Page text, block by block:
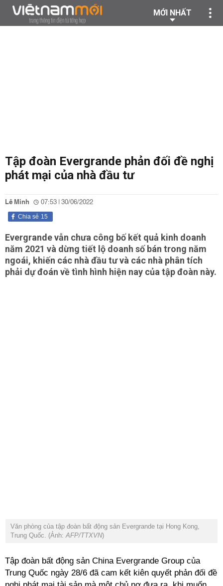
MỚI NHẤT
Tập đoàn Evergrande phản đối đề nghị
phát mại của nhà đầu tư
Lê Minh 07:53 | 30/06/2022
15
Chia sẻ
Evergrande vẫn chưa công bố kết quả kinh doanh
năm 2021 và dừng tiết lộ doanh số bán trong năm
ngoái, khiến các nhà đầu tư và các nhà phân tích
phải dự đoán về tình hình hiện nay của tập đoàn này.
Văn phòng của tập đoàn bất động sản Evergrande tại Hong Kong,
Trung Quốc. (Ảnh:AFP/TTXVN)
Tập đoàn bất động sản China Evergrande Group của
Trung Quốc ngày 28/6 đã cam kết kiên quyết phản đối đề